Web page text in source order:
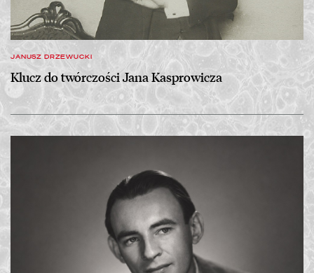
JANUSZ DRZEWUCKI
Klucz do twórczości Jana Kasprowicza